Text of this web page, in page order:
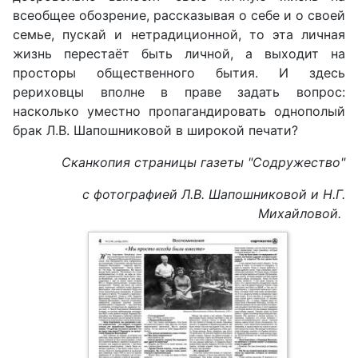
всеобщее обозрение, рассказывая о себе и о своей
семье, пускай и нетрадиционной, то эта личная
жизнь перестаёт быть личной, а выходит на
просторы общественного бытия. И здесь
рериховцы вполне в праве задать вопрос:
насколько уместно пропагандировать однополый
брак Л.В. Шапошниковой в широкой печати?
Сканкопия страницы газеты "Содружество"
с фотографией Л.В. Шапошниковой и Н.Г.
Михайловой.